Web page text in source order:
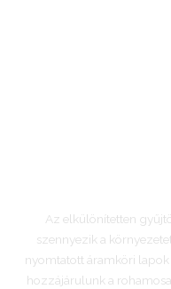
Az elkülönítetten
szennyezik a
nyomtatott áramköri
hozzájárulunk a